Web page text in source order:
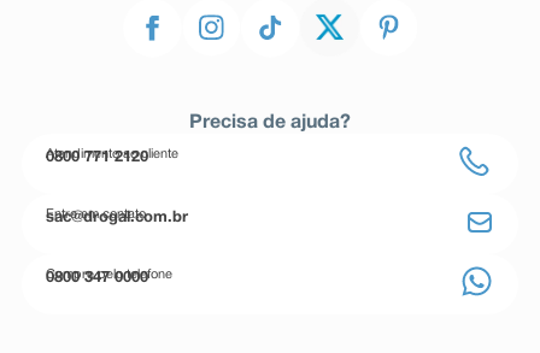
Precisa de ajuda?
Atendimento ao cliente
0800 771 2120
Entre em contato
sac@drogal.com.br
Compre pelo telefone
0800 347 0000